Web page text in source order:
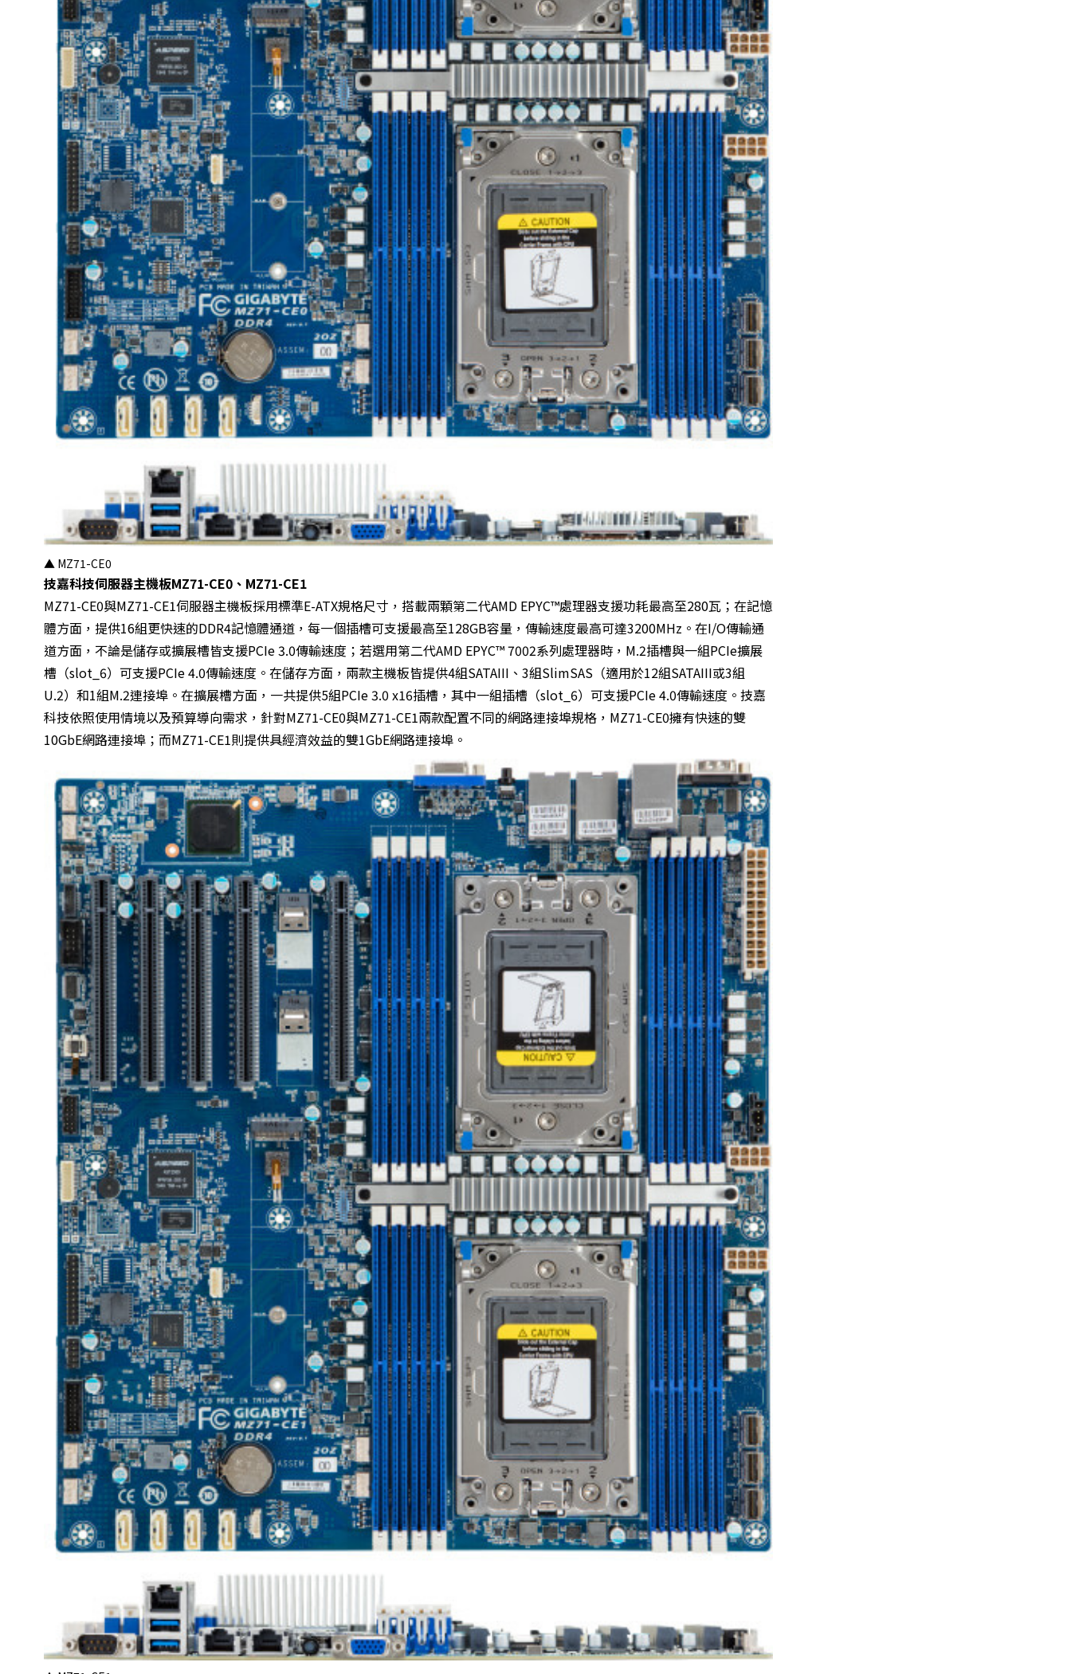
▲ MZ71-CE0
技嘉科技伺服器主機板MZ71-CE0、MZ71-CE1
MZ71-CE0與MZ71-CE1伺服器主機板採用標準E-ATX規格尺寸，搭載兩顆第二代AMD EPYC™處理器支援功耗最高至280瓦；在記憶
體方面，提供16組更快速的DDR4記憶體通道，每一個插槽可支援最高至128GB容量，傳輸速度最高可達3200MHz。在I/O傳輸通
道方面，不論是儲存或擴展槽皆支援PCIe 3.0傳輸速度；若選用第二代AMD EPYC™ 7002系列處理器時，M.2插槽與一組PCIe擴展
槽（slot_6）可支援PCIe 4.0傳輸速度。在儲存方面，兩款主機板皆提供4組SATAIII、3組SlimSAS（適用於12組SATAIII或3組
U.2）和1組M.2連接埠。在擴展槽方面，一共提供5組PCIe 3.0 x16插槽，其中一組插槽（slot_6）可支援PCIe 4.0傳輸速度。技嘉
科技依照使用情境以及預算導向需求，針對MZ71-CE0與MZ71-CE1兩款配置不同的網路連接埠規格，MZ71-CE0擁有快速的雙
10GbE網路連接埠；而MZ71-CE1則提供具經濟效益的雙1GbE網路連接埠。